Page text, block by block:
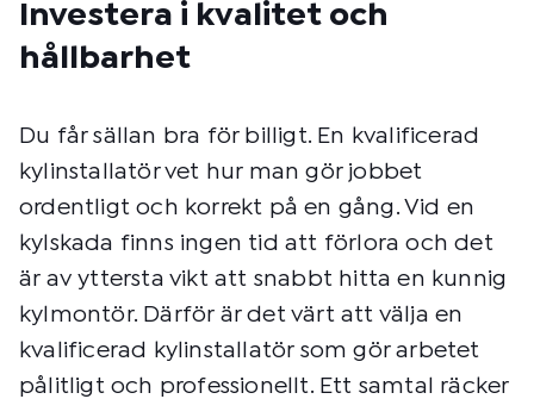
Investera i kvalitet och
hållbarhet
Du får sällan bra för billigt. En kvalificerad
kylinstallatör vet hur man gör jobbet
ordentligt och korrekt på en gång. Vid en
kylskada finns ingen tid att förlora och det
är av yttersta vikt att snabbt hitta en kunnig
kylmontör. Därför är det värt att välja en
kvalificerad kylinstallatör som gör arbetet
pålitligt och professionellt. Ett samtal räcker